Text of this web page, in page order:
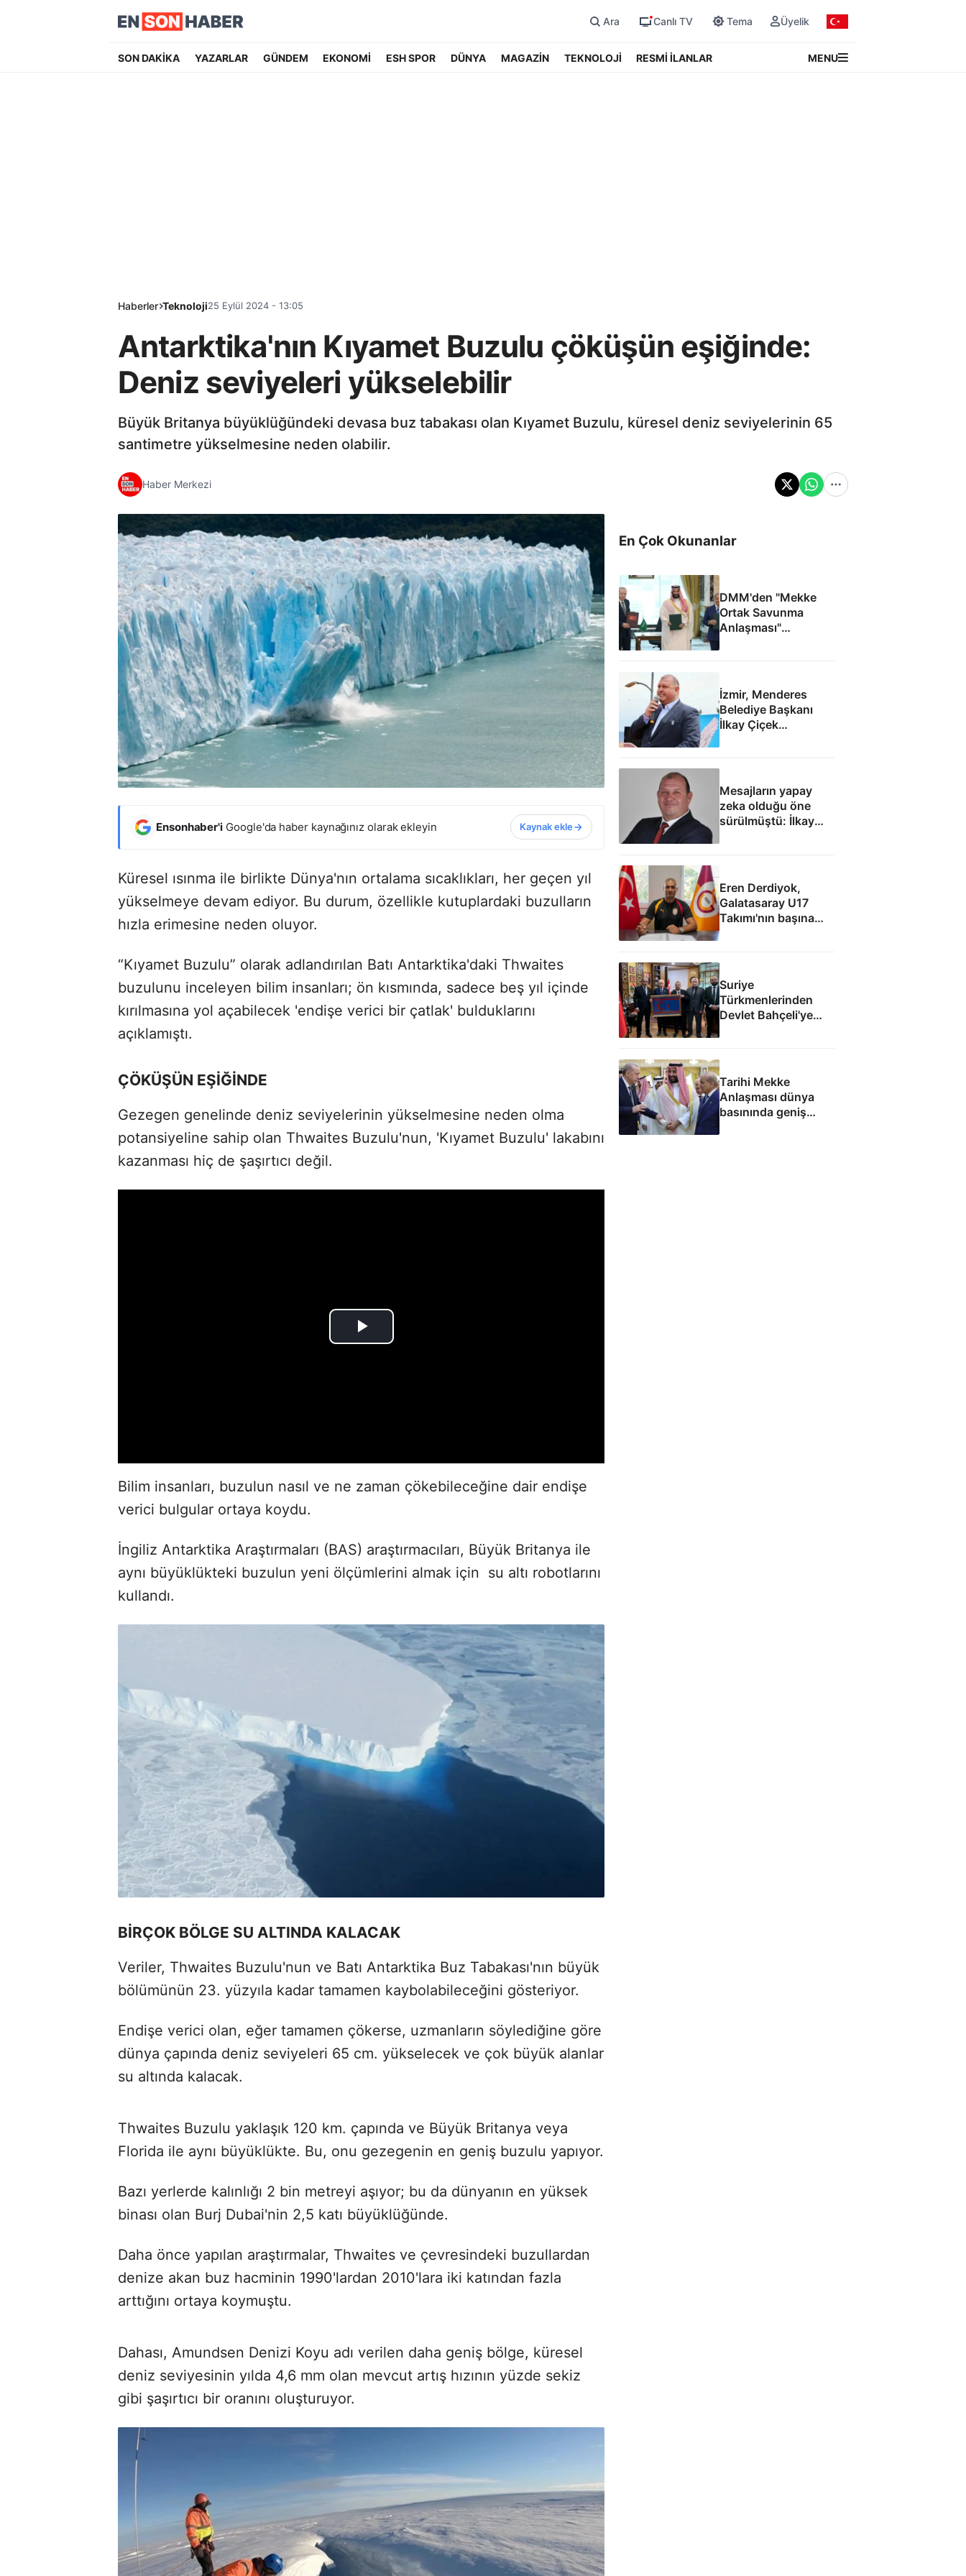
Ara Canlı TV Tema Üyelik
SON DAKİKA YAZARLAR GÜNDEM EKONOMİ ESH SPOR DÜNYA MAGAZİN TEKNOLOJİ RESMİ İLANLAR MENU
Haberler Teknoloji25 Eylül 2024 - 13:05
Antarktika'nın Kıyamet Buzulu çöküşün eşiğinde:
Deniz seviyeleri yükselebilir
Büyük Britanya büyüklüğündeki devasa buz tabakası olan Kıyamet Buzulu, küresel deniz seviyelerinin 65
santimetre yükselmesine neden olabilir.
Haber Merkezi
Ensonhaber'i Google'da haber kaynağınız olarak ekleyin Kaynak ekle
Küresel ısınma ile birlikte Dünya'nın ortalama sıcaklıkları, her geçen yıl
yükselmeye devam ediyor. Bu durum, özellikle kutuplardaki buzulların
hızla erimesine neden oluyor.
“Kıyamet Buzulu” olarak adlandırılan Batı Antarktika'daki Thwaites
buzulunu inceleyen bilim insanları; ön kısmında, sadece beş yıl içinde
kırılmasına yol açabilecek 'endişe verici bir çatlak' bulduklarını
açıklamıştı.
ÇÖKÜŞÜN EŞİĞİNDE
Gezegen genelinde deniz seviyelerinin yükselmesine neden olma
potansiyeline sahip olan Thwaites Buzulu'nun, 'Kıyamet Buzulu' lakabını
kazanması hiç de şaşırtıcı değil.
Bilim insanları, buzulun nasıl ve ne zaman çökebileceğine dair endişe
verici bulgular ortaya koydu.
İngiliz Antarktika Araştırmaları (BAS) araştırmacıları, Büyük Britanya ile
aynı büyüklükteki buzulun yeni ölçümlerini almak için su altı robotlarını
kullandı.
BİRÇOK BÖLGE SU ALTINDA KALACAK
Veriler, Thwaites Buzulu'nun ve Batı Antarktika Buz Tabakası'nın büyük
bölümünün 23. yüzyıla kadar tamamen kaybolabileceğini gösteriyor.
Endişe verici olan, eğer tamamen çökerse, uzmanların söylediğine göre
dünya çapında deniz seviyeleri 65 cm. yükselecek ve çok büyük alanlar
su altında kalacak.
Thwaites Buzulu yaklaşık 120 km. çapında ve Büyük Britanya veya
Florida ile aynı büyüklükte. Bu, onu gezegenin en geniş buzulu yapıyor.
Bazı yerlerde kalınlığı 2 bin metreyi aşıyor; bu da dünyanın en yüksek
binası olan Burj Dubai'nin 2,5 katı büyüklüğünde.
Daha önce yapılan araştırmalar, Thwaites ve çevresindeki buzullardan
denize akan buz hacminin 1990'lardan 2010'lara iki katından fazla
arttığını ortaya koymuştu.
Dahası, Amundsen Denizi Koyu adı verilen daha geniş bölge, küresel
deniz seviyesinin yılda 4,6 mm olan mevcut artış hızının yüzde sekiz
gibi şaşırtıcı bir oranını oluşturuyor.
En Çok Okunanlar
DMM'den "Mekke
Ortak Savunma
Anlaşması"
iddialarına yalanlama
İzmir, Menderes
Belediye Başkanı
İlkay Çiçek
Mesajların yapay
zeka olduğu öne
sürülmüştü: İlkay
Eren Derdiyok,
Galatasaray U17
Takımı'nın başına
geçti
Suriye
Türkmenlerinden
Devlet Bahçeli'ye
yapılanma gündemi
Tarihi Mekke
Anlaşması dünya
basınında geniş
yankı uyandırdı